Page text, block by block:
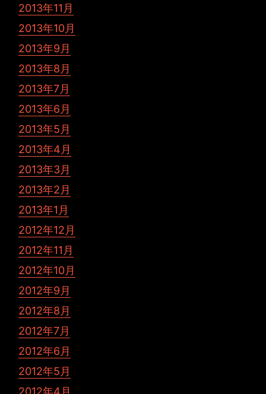
2013年11月
2013年10月
2013年9月
2013年8月
2013年7月
2013年6月
2013年5月
2013年4月
2013年3月
2013年2月
2013年1月
2012年12月
2012年11月
2012年10月
2012年9月
2012年8月
2012年7月
2012年6月
2012年5月
2012年4月